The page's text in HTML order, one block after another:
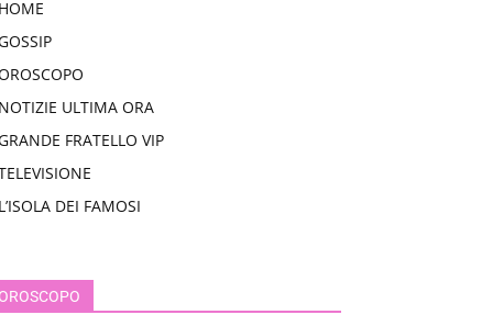
HOME
GOSSIP
NOTIZIE ULTIMA ORA
GRANDE FRATELLO VIP
L’ISOLA DEI FAMOSI
OROSCOPO